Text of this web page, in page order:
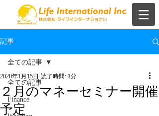
記事
全ての記事
Finance
全ての記事
２月のマネーセミナー開催
予定
2020年1月15日 読了時間: 1分